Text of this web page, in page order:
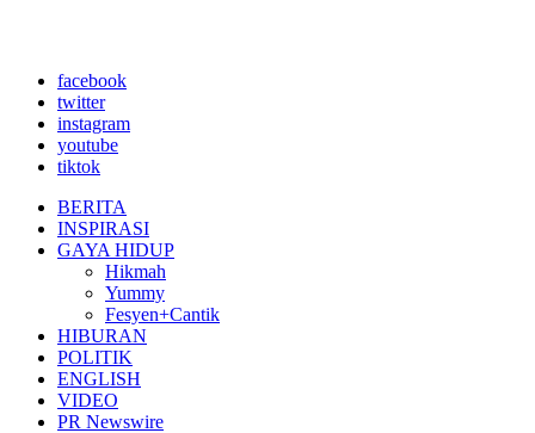
facebook
twitter
instagram
youtube
tiktok
BERITA
INSPIRASI
GAYA HIDUP
Hikmah
Yummy
Fesyen+Cantik
HIBURAN
POLITIK
ENGLISH
VIDEO
PR Newswire